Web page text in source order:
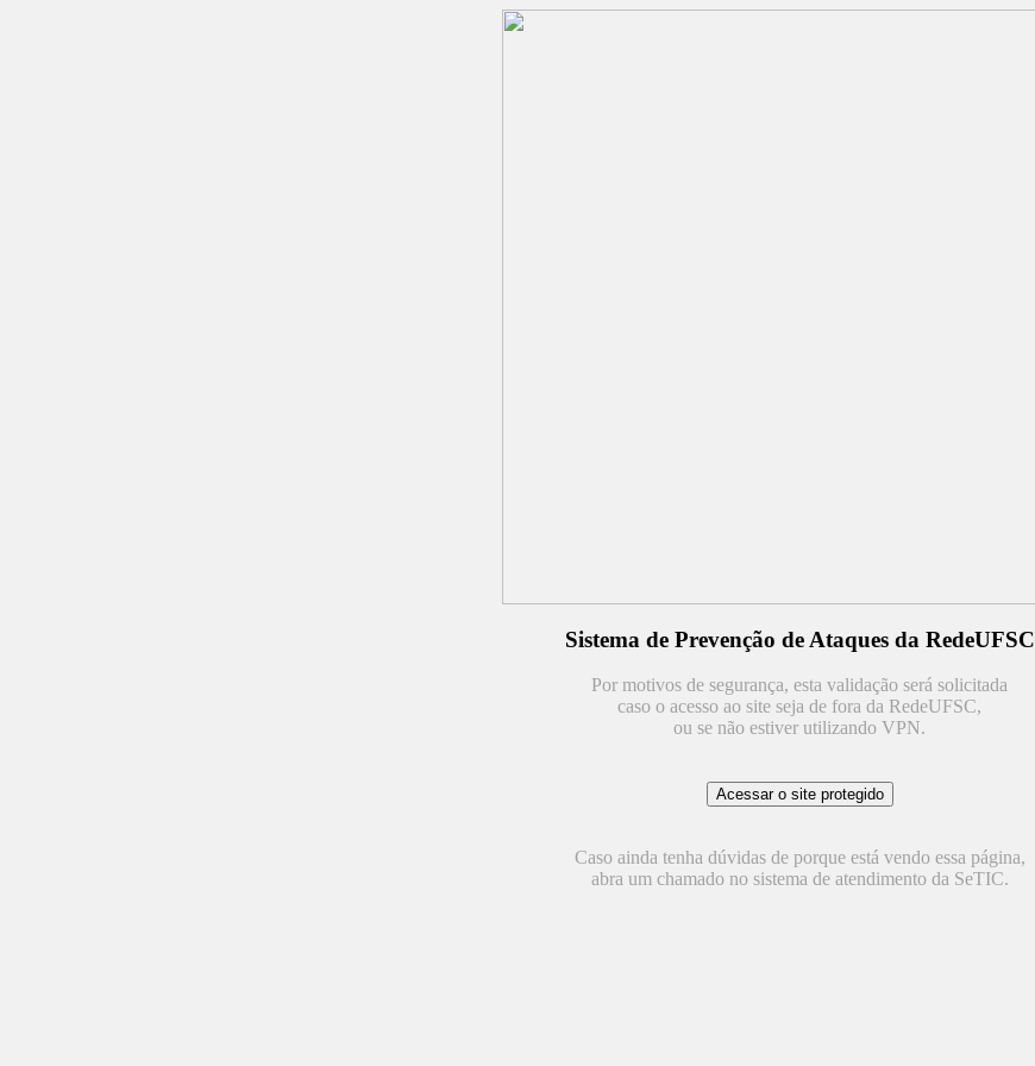
Sistema de Prevenção de Ataques da RedeUFSC
Por motivos de segurança, esta validação será solicitada
caso o acesso ao site seja de fora da RedeUFSC,
ou se não estiver utilizando VPN.
Caso ainda tenha dúvidas de porque está vendo essa página,
abra um chamado no sistema de atendimento da SeTIC.